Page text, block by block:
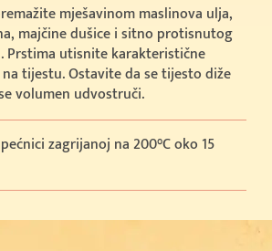
mješavinom maslinova ulja,
majčine dušice i sitno protisnutog
Prstima utisnite karakteristične
tijestu. Ostavite da se tijesto diže
volumen udvostruči.
zagrijanoj na 200°C oko 15